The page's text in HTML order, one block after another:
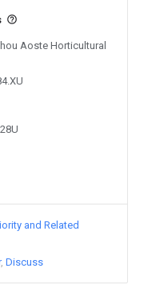
Aoste Horticultural
and Related
Discuss